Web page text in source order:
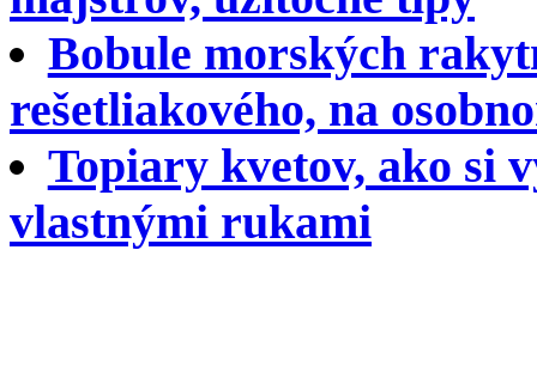
Bobule morských
rešetliakového, na
Topiary kvetov, ako si
vlastnými rukami